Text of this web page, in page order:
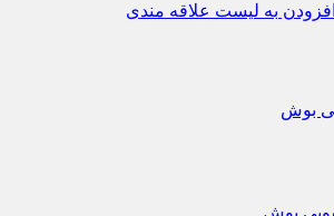
افزودن به لیست علاقه مندی
بوش